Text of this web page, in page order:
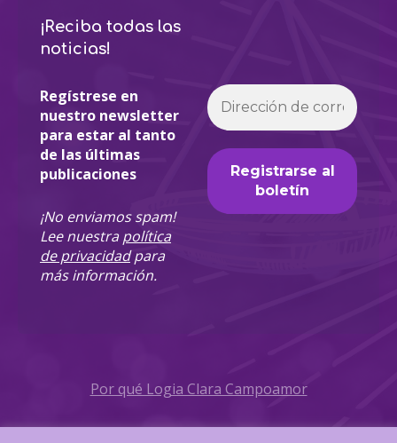
¡Reciba todas las
noticias!
Regístrese en
nuestro newsletter
para estar al tanto
de las últimas
publicaciones
¡No enviamos spam!
Lee nuestrapolítica
de privacidadpara
más información.
Por qué Logia Clara Campoamor
Política de Privacidad